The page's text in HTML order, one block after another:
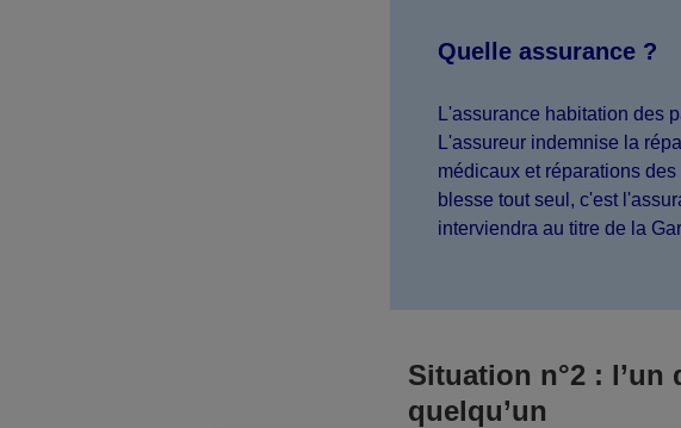
Quelle assurance ?
L'assurance habitation des
L'assureur indemnise la
médicaux et réparations
blesse tout seul, c'est
interviendra au titre de la
Situation n°2 :
quelqu’un